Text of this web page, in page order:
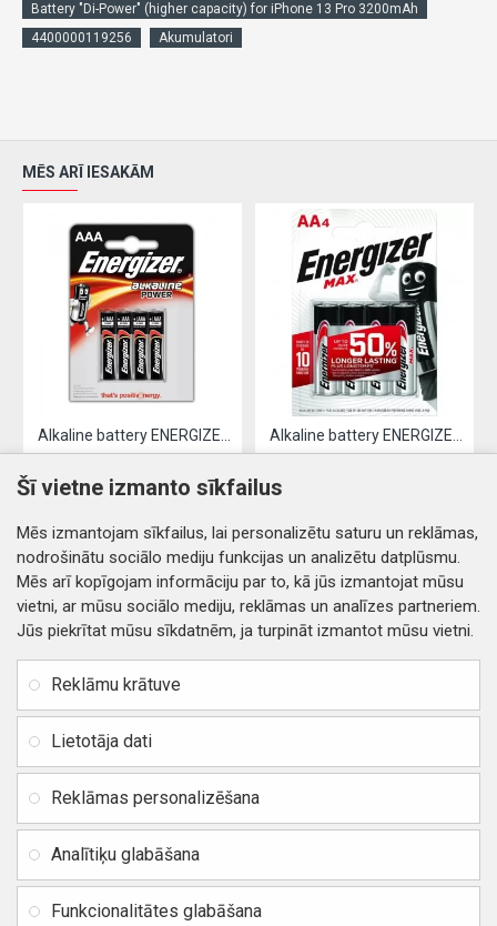
Battery "Di-Power" (higher capacity) for iPhone 13 Pro 3200mAh
4400000119256
Akumulatori
MĒS ARĪ IESAKĀM
Kontakti
Distances līgums
Privātuma politika
Preču un naudas atgriešana
Piegādes un apmaksa
Vietnes karte
Rekvizīti
Jur. adrese: Zasulauka iela
Reģ. Nr. 40103717618,
BIC / SWIFT: HABALV22
TEl.: +371 20219155
Šī vietne izmanto sīkfailus
Mēs izmantojam sīkfailus, lai personalizētu saturu un reklāmas,
nodrošinātu sociālo mediju funkcijas un analizētu datplūsmu.
Mēs arī kopīgojam informāciju par to, kā jūs izmantojat mūsu
vietni, ar mūsu sociālo mediju, reklāmas un analīzes partneriem.
Jūs piekrītat mūsu sīkdatnēm, ja turpināt izmantot mūsu vietni.
Reklāmu krātuve
Lietotāja dati
Reklāmas personalizēšana
Analītiķu glabāšana
Funkcionalitātes glabāšana